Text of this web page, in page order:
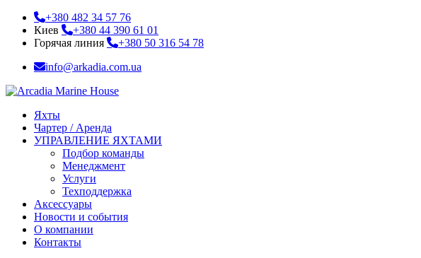
+380 482 34 57 76
Киев
+380 44 390 61 01
Горячая линия
+380 50 316 54 78
info@arkadia.com.ua
Яхты
Чартер / Аренда
УПРАВЛЕНИЕ ЯХТАМИ
Подбор команды
Менеджмент
Услуги
Техподдержка
Аксессуары
Новости и события
О компании
Контакты